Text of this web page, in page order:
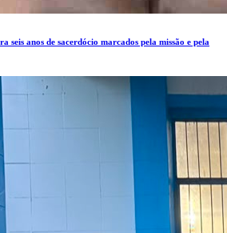
seis anos de sacerdócio marcados pela missão e pela